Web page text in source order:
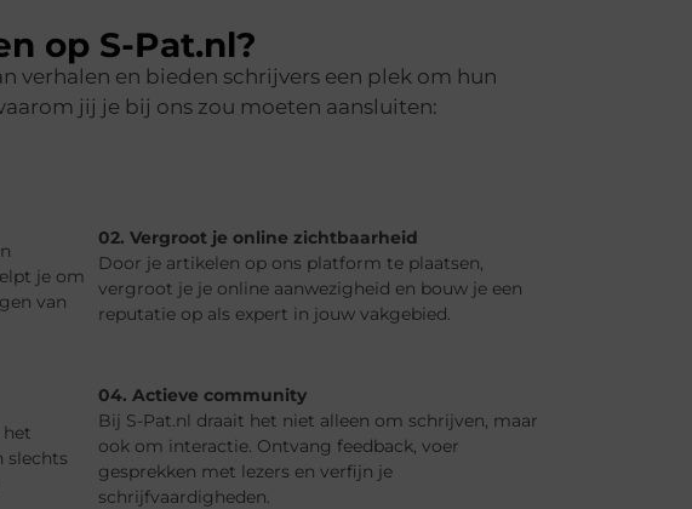
op S-Pat.nl?
verhalen en bieden schrijvers een plek om hun
jij je bij ons zou moeten aansluiten:
je om
van
02. Vergroot je online zichtbaarheid
Door je artikelen op ons platform te plaatsen,
vergroot je je online aanwezigheid en bouw je een
reputatie op als expert in jouw vakgebied.
slechts
04. Actieve community
Bij S-Pat.nl draait het niet alleen om schrijven, maar
ook om interactie. Ontvang feedback, voer
gesprekken met lezers en verfijn je
schrijfvaardigheden.